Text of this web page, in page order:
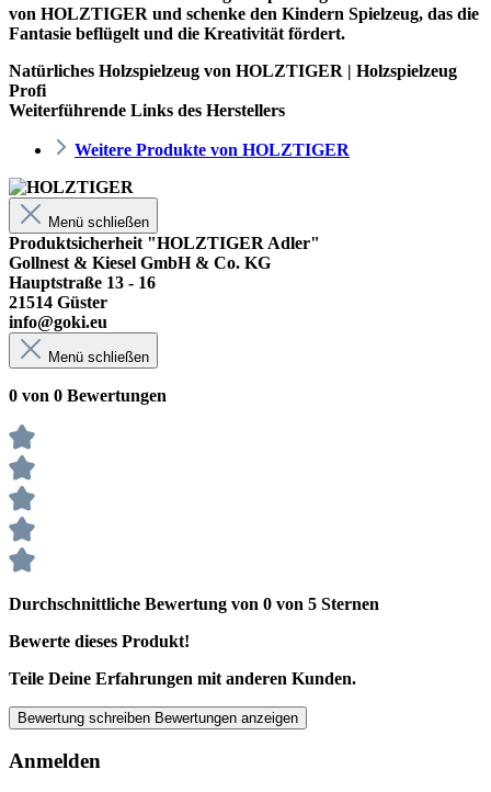
von HOLZTIGER und schenke den Kindern Spielzeug, das die
Fantasie beflügelt und die Kreativität fördert.
Natürliches Holzspielzeug von HOLZTIGER | Holzspielzeug
Profi
Weiterführende Links des Herstellers
Weitere Produkte von HOLZTIGER
Menü schließen
Produktsicherheit "HOLZTIGER Adler"
Gollnest & Kiesel GmbH & Co. KG
Hauptstraße 13 - 16
21514 Güster
info@goki.eu
Menü schließen
0 von 0 Bewertungen
Durchschnittliche Bewertung von 0 von 5 Sternen
Bewerte dieses Produkt!
Teile Deine Erfahrungen mit anderen Kunden.
Bewertung schreiben Bewertungen anzeigen
Anmelden